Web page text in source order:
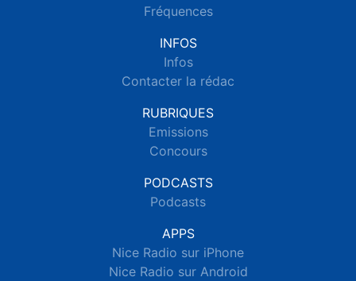
Fréquences
INFOS
Infos
Contacter la rédac
RUBRIQUES
Emissions
Concours
PODCASTS
Podcasts
APPS
Nice Radio sur iPhone
Nice Radio sur Android